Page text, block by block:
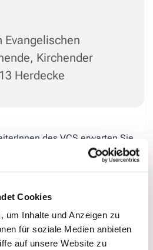
Cookies
um Inhalte und Anzeigen zu
für soziale Medien anbieten
auf unsere Website zu
Evangelischen
Kirchender
Herdecke
des VCS erwarten Sie
am Evangelischen Friedhof in
insGespräch zu kommen,
geben, aber auch
zukünftige Leben ohne den